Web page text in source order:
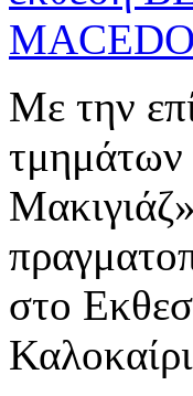
Με την
τμημάτων
στο